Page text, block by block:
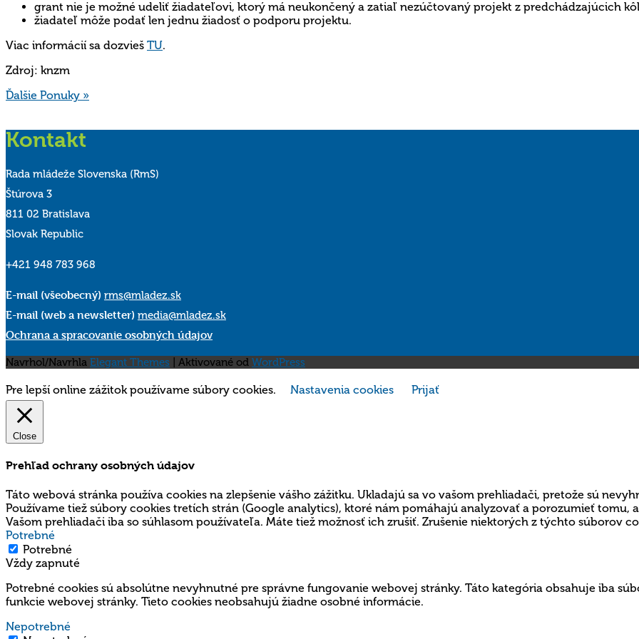
grant nie je možné udeliť žiadateľovi, ktorý má neukončený a zatiaľ nezúčtovaný projekt z predchádzajúcich
žiadateľ môže podať len jednu žiadosť o podporu projektu.
Viac informácií sa dozvieš TU.
Zdroj: knzm
Ďalšie Ponuky »
Kontakt
Rada mládeže Slovenska (RmS)
Štúrova 3
811 02 Bratislava
Slovak Republic
+421 948 783 968
E-mail (všeobecný) rms@mladez.sk
E-mail (web a newsletter) media@mladez.sk
Ochrana a spracovanie osobných údajov
Navrhol/Navrhla Elegant Themes | Aktivované od WordPress
Pre lepší online zážitok používame súbory cookies. Nastavenia cookies Prijať
Close
Prehľad ochrany osobných údajov
Táto webová stránka používa cookies na zlepšenie vášho zážitku. Ukladajú sa vo vašom prehliadači, pretože sú
Používame tiež súbory cookies tretích strán (Google analytics), ktoré nám pomáhajú analyzovať a porozumieť tomu,
Vašom prehliadači iba so súhlasom používateľa. Máte tiež možnosť ich zrušiť. Zrušenie niektorých z týchto súborov
Potrebné
Potrebné
Vždy zapnuté
Potrebné cookies sú absolútne nevyhnutné pre správne fungovanie webovej stránky. Táto kategória obsahuje iba
funkcie webovej stránky. Tieto cookies neobsahujú žiadne osobné informácie.
Nepotrebné